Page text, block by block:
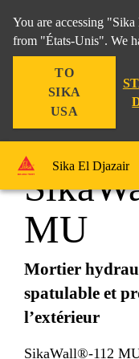
You are accessing
from "États-Unis". We
TO
SIKA
USA
Sika El Djazair
products
MU
Mortier
spatulable et
l’extérieur
SikaWall®-112